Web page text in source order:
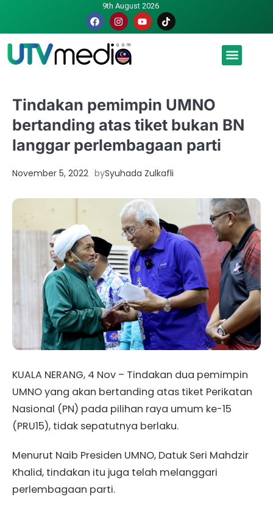
9th August 2026
Tindakan pemimpin UMNO
bertanding atas tiket bukan BN
langgar perlembagaan parti
November 5, 2022 bySyuhada Zulkafli
KUALA NERANG, 4 Nov – Tindakan dua pemimpin
UMNO yang akan bertanding atas tiket Perikatan
Nasional (PN) pada pilihan raya umum ke-15
(PRU15), tidak sepatutnya berlaku.
Menurut Naib Presiden UMNO, Datuk Seri Mahdzir
Khalid, tindakan itu juga telah melanggari
perlembagaan parti.